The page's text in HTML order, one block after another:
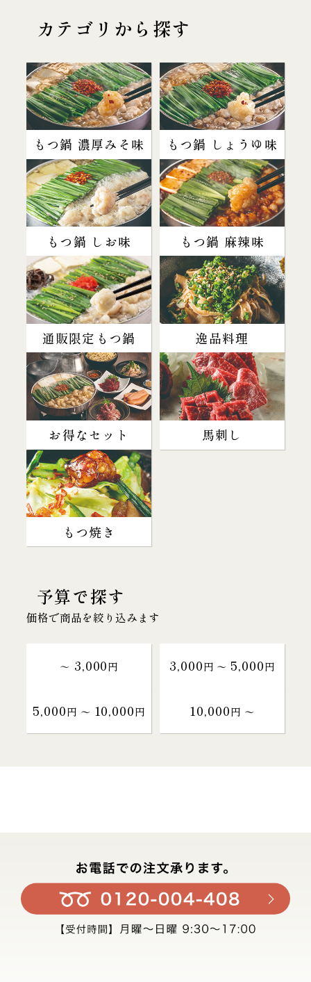
カテゴリから探す
もつ鍋 濃厚みそ味 もつ鍋 しょうゆ味
もつ鍋 しお味 もつ鍋 麻辣味
通販限定もつ鍋 逸品料理
お得なセット 馬刺し
もつ焼き
予算で探す
価格で商品を絞り込みます
～ 3,000円 3,000円 〜 5,000円
5,000円 〜 10,000円 10,000円 〜